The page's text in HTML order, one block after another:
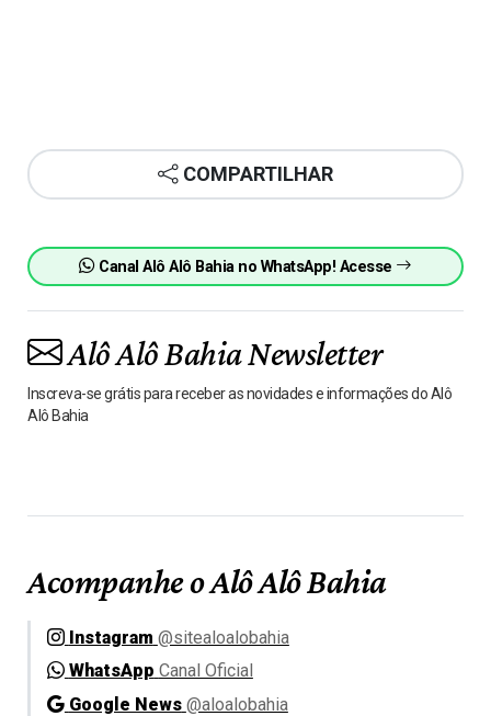
COMPARTILHAR
Canal Alô Alô Bahia no WhatsApp! Acesse
Alô Alô Bahia Newsletter
Inscreva-se grátis para receber as novidades e informações do Alô
Alô Bahia
Acompanhe o Alô Alô Bahia
Instagram @sitealoalobahia
WhatsApp Canal Oficial
Google News @aloalobahia